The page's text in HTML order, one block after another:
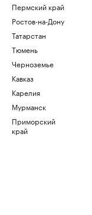
Пермский край
Ростов-на-Дону
Татарстан
Тюмень
Черноземье
Кавказ
Карелия
Мурманск
Приморский
край